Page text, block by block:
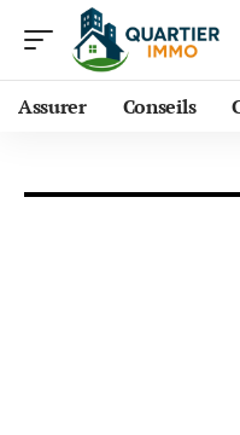
Assurer Conseils